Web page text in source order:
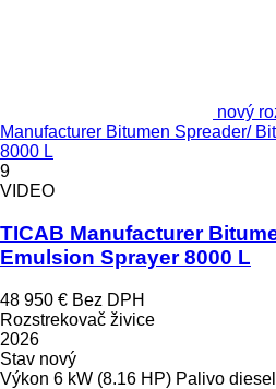
nový
Manufacturer Bitumen Spreader/
8000 L
9
VIDEO
TICAB Manufacturer
Emulsion Sprayer 8000 L
48 950 € Bez DPH
Rozstrekovač živice
2026
Stav nový
Výkon 6 kW (8.16 HP) Palivo diesel